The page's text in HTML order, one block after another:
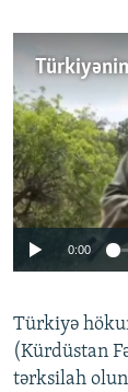
Auto
No
0:00
Türkiyə
(Kürdüstan
tərksilah